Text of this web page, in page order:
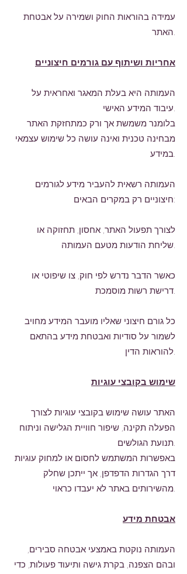
עמידה בהוראות החוק ושמירה על אבטחת
האתר.
אחריות ושיתוף עם גורמים חיצוניים
העמותה היא בעלת המאגר ואחראית על
עיבוד המידע האישי.
בלומנר משמשת אך ורק כמתחזקת האתר
מבחינה טכנית ואינה עושה כל שימוש עצמאי
במידע.
העמותה רשאית להעביר מידע לגורמים
חיצוניים רק במקרים הבאים:
לצורך תפעול האתר, אחסון, תחזוקה או
שליחת הודעות מטעם העמותה.
כאשר הדבר נדרש לפי חוק, צו שיפוטי או
דרישת רשות מוסמכת.
כל גורם חיצוני שאליו מועבר המידע מחויב
לשמור על סודיות ואבטחת מידע בהתאם
להוראות הדין.
שימוש בקובצי עוגיות
האתר עושה שימוש בקובצי עוגיות לצורך
הפעלה תקינה, שיפור חוויית הגלישה וניתוח
תנועת הגולשים.
באפשרות המשתמש לחסום או למחוק עוגיות
דרך הגדרות הדפדפן, אך ייתכן שחלק
מהשירותים באתר לא יעבדו כראוי.
אבטחת מידע
העמותה נוקטת באמצעי אבטחה סבירים,
ובהם הצפנה, בקרת גישה ותיעוד פעולות, כדי